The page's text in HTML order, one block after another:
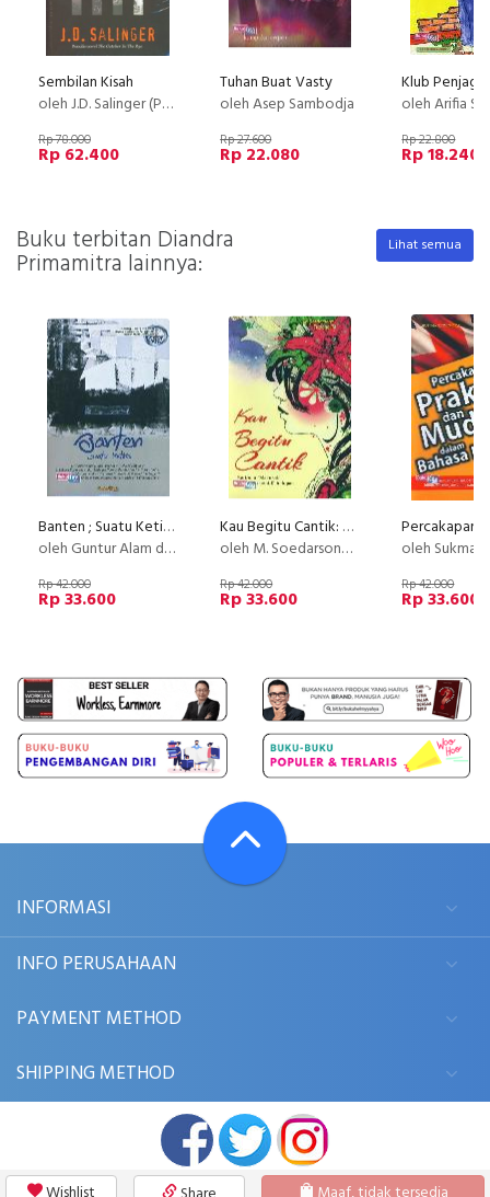
Sembilan Kisah
oleh J.D. Salinger (Penulis novel kontroversi The Catcher in the Rye)
Rp 78.000
Rp 62.400
Tuhan Buat Vasty
oleh Asep Sambodja
Rp 27.600
Rp 22.080
Klub
oleh Arifia
Rp 22.800
Rp 18.240
Buku terbitan Diandra
Primamitra lainnya:
Lihat semua
Banten ; Suatu Ketika
oleh Guntur Alam dkk
Rp 42.000
Rp 33.600
Kau Begitu Cantik: Bertemu Malaikat di Sudut-sudut Kehidupan
oleh M. Soedarsono/Tectona R.
Rp 42.000
Rp 33.600
oleh Sukma
Rp 42.000
Rp 33.600
INFORMASI
INFO PERUSAHAAN
PAYMENT METHOD
SHIPPING METHOD